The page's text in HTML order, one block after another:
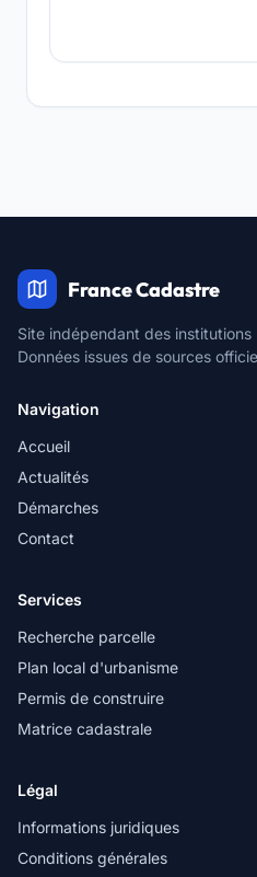
France Cadastre
Site indépendant des institutions
Données issues de sources
Navigation
Accueil
Actualités
Démarches
Contact
Services
Recherche parcelle
Plan local d'urbanisme
Permis de construire
Matrice cadastrale
Légal
Informations juridiques
Conditions générales